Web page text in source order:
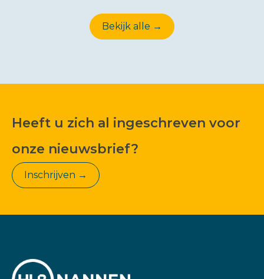
Bekijk alle →
Heeft u zich al ingeschreven voor
onze nieuwsbrief?
Inschrijven →